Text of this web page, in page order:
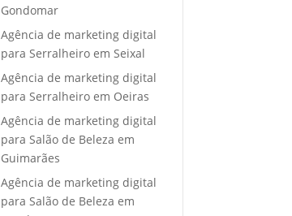
Gondomar
Agência de marketing digital
para Serralheiro em Seixal
Agência de marketing digital
para Serralheiro em Oeiras
Agência de marketing digital
para Salão de Beleza em
Guimarães
Agência de marketing digital
para Salão de Beleza em